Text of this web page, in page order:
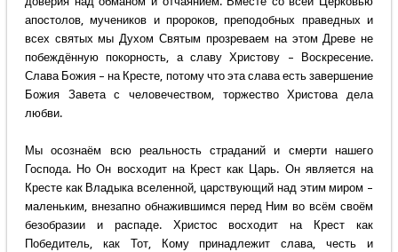
апостолов, мучеников и пророков, преподобных праведных и
всех святых мы Духом Святым прозреваем на этом Древе не
побеждённую покорность, а славу Христову – Воскресение.
Слава Божия – на Кресте, потому что эта слава есть завершение
Божия Завета с человечеством, торжество Христова дела
любви.
Мы осознаём всю реальность страданий и смерти нашего
Господа. Но Он восходит на Крест как Царь. Он является на
Кресте как Владыка вселенной, царствующий над этим миром –
маленьким, внезапно обнажившимся перед Ним во всём своём
безобразии и распаде. Христос восходит на Крест как
Победитель, как Тот, Кому принадлежит слава, честь и